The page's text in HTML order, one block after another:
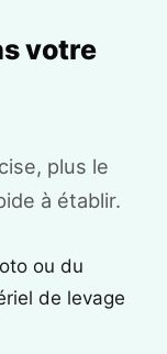
votre
plus le
à établir.
ou du
de levage